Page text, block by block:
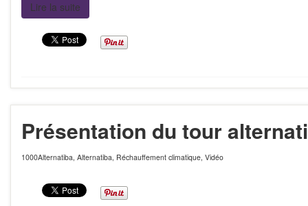
Lire la suite
Présentation du tour
1000Alternatiba, Alternatiba, Réchauffement climatique, Vidéo